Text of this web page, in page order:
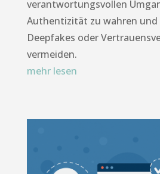
verantwortungsvollen
Authentizität zu wahren und
Deepfakes oder
vermeiden.
mehr lesen